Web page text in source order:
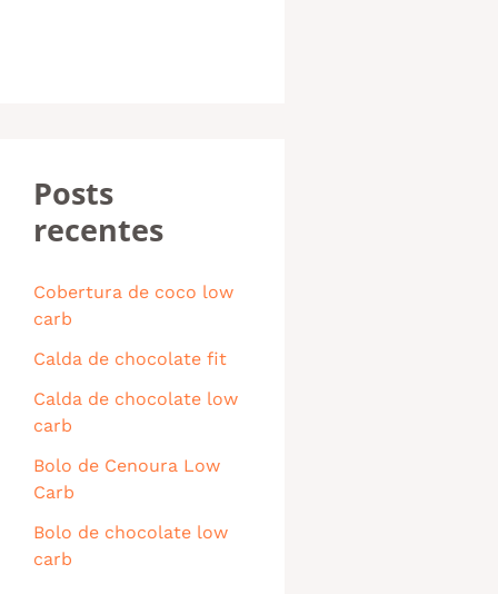
Posts
recentes
Cobertura de coco low
carb
Calda de chocolate fit
Calda de chocolate low
carb
Bolo de Cenoura Low
Carb
Bolo de chocolate low
carb